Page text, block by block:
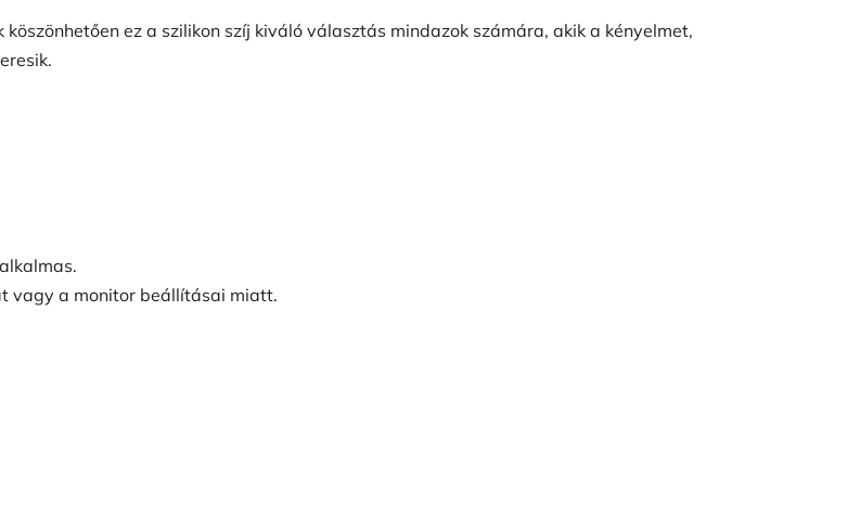
ez a szilikon szíj kiváló választás mindazok számára, akik a kényelmet,
vagy a monitor beállításai miatt.